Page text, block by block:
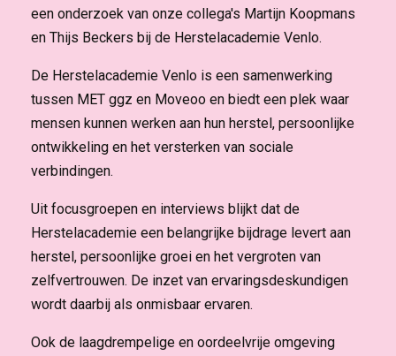
een onderzoek van onze collega's Martijn Koopmans
en Thijs Beckers bij de Herstelacademie Venlo.
De Herstelacademie Venlo is een samenwerking
tussen MET ggz en Moveoo en biedt een plek waar
mensen kunnen werken aan hun herstel, persoonlijke
ontwikkeling en het versterken van sociale
verbindingen.
Uit focusgroepen en interviews blijkt dat de
Herstelacademie een belangrijke bijdrage levert aan
herstel, persoonlijke groei en het vergroten van
zelfvertrouwen. De inzet van ervaringsdeskundigen
wordt daarbij als onmisbaar ervaren.
Ook de laagdrempelige en oordeelvrije omgeving